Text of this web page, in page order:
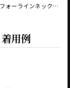
ーラインネックレス 着用例
用例